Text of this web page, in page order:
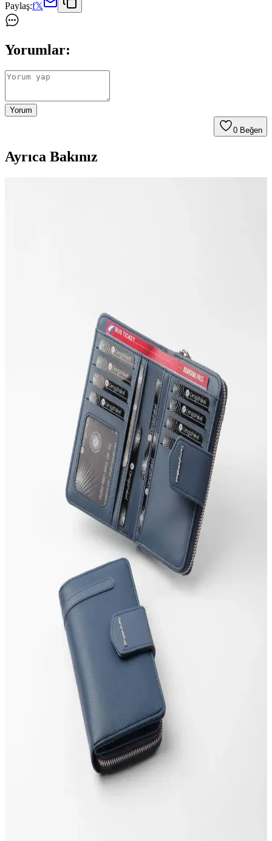
Paylaş:f𝕏
Yorumlar:
Yorum
0 Beğen
Ayrıca Bakınız
Mor cüzdanlar, estetik ve fonksiyonelliği bir arada sunar. Modaya
uygun modelleri ve çeşitli malzemeleriyle günlük ve özel
kullanımlarınıza şıklık katar, tarzınızı tamamlar.
Kadın Cüzdanları Karşılaştırması: Av A Dos ve Fil
Deri Modellerinin Özellikleri
İki popüler kadın cüzdanı olan Av A Dos ve Fil Deri modellerinin
malzeme, boyut, bölme özellikleri ve kullanıcı yorumlarıyla detaylı
karşılaştırması, tarz ve fonksiyonellik açısından en iyi seçimi
yapmanıza yardımcı olur.
Womancraft Kadın Cüzdanı: Şık ve Fonksiyonel
Günlük Kullanım İçin Tasarlanmış
Yumuşak dokusu ve canlı turuncu rengiyle dikkat çeken
Womancraft kadın cüzdanı, günlük kullanım için ideal. Pratik
tasarımı, dayanıklı malzemeleri ve uygun fiyatıyla şıklık ve
fonksiyonelliği bir arada sunar.
Tonny Black ve Walle's Polo Cüzdan
Karşılaştırması: Özellikler ve Kullanıcı Yorumları
Tonny Black ve Walle's Polo cüzdanlarının özellikleri, kullanım
avantajları ve kullanıcı yorumlarıyla detaylı karşılaştırması, seçim
yaparken önemli ipuçları sunuyor.
Grande 3639 ve TANGCARF Hakiki Deri Cüzdan
Karşılaştırması: Stil ve Fonksiyonellik Analizi
Bu makalede Grande 3639 ve TANGCARF hakiki deri cüzdanların
tasarım, kalite ve kullanım özellikleri detaylı inceleniyor, uygun
seçim yapmanız için önemli bilgiler sunuluyor.
Grande 3639 Hakiki Deri Kadın ve Erkek İçin
Akordiyon Kartlık ve Cüzdan
Yüksek kaliteli hakiki deri kullanımıyla dayanıklı ve şık olan bu
unisex cüzdan, canlı kırmızı renk ve mıknatıslı kapanışıyla günlük
kullanımda güven ve tarz sunar.